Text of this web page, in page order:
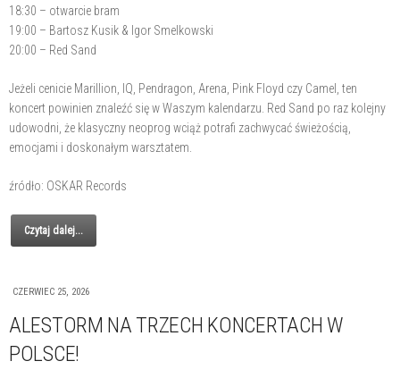
18:30 – otwarcie bram
19:00 – Bartosz Kusik & Igor Smelkowski
20:00 – Red Sand
Jeżeli cenicie Marillion, IQ, Pendragon, Arena, Pink Floyd czy Camel, ten
koncert powinien znaleźć się w Waszym kalendarzu. Red Sand po raz kolejny
udowodni, że klasyczny neoprog wciąż potrafi zachwycać świeżością,
emocjami i doskonałym warsztatem.
źródło: OSKAR Records
Czytaj dalej...
CZERWIEC 25, 2026
ALESTORM NA TRZECH KONCERTACH W
POLSCE!